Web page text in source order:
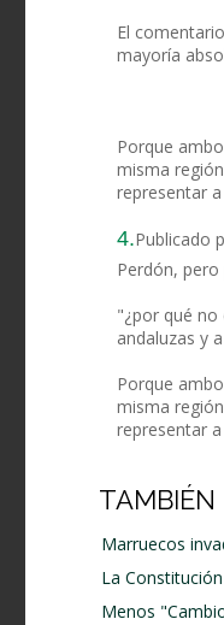
El
mayoría
Porque
misma
representar
4.Publicado
Perdón,
"¿por qué no
andaluzas y
Porque
misma
representar
TAMBIÉN
Marruecos
La
Menos